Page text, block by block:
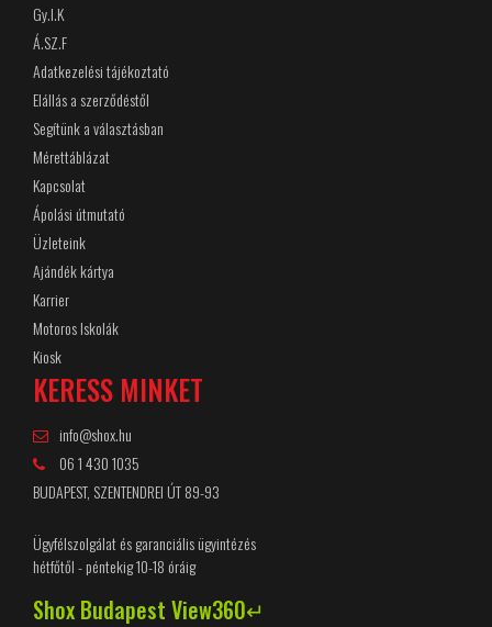
Gy.I.K
Á.SZ.F
Adatkezelési tájékoztató
Elállás a szerződéstől
Segítünk a választásban
Mérettáblázat
Kapcsolat
Ápolási útmutató
Üzleteink
Ajándék kártya
Karrier
Motoros Iskolák
Kiosk
KERESS MINKET
info@shox.hu
06 1 430 1035
BUDAPEST, SZENTENDREI ÚT 89-93
Ügyfélszolgálat és garanciális ügyintézés
hétfőtől - péntekig 10-18 óráig
Shox Budapest View360↵